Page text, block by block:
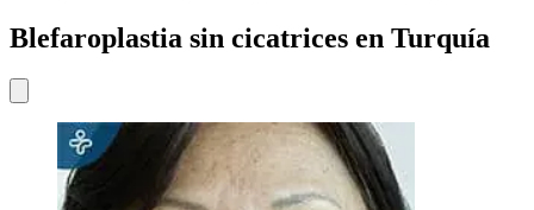
Blefaroplastia sin cicatrices en Turquía